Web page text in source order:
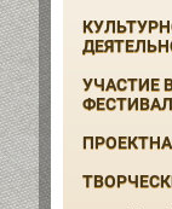
УЧАСТИЕ